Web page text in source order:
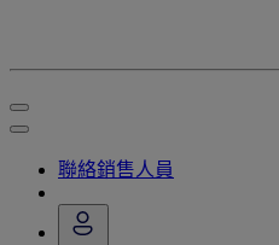
聯絡銷售人員